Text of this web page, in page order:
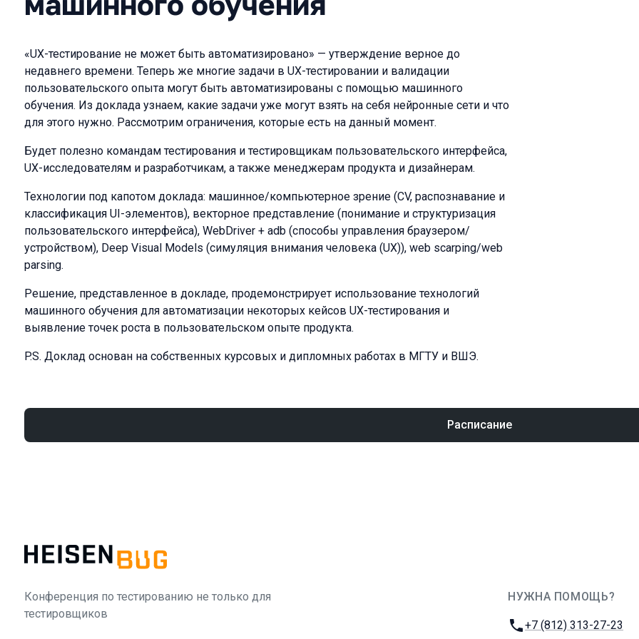
«UX-тестирование не может быть автоматизировано» — утверждение верное до
недавнего времени. Теперь же многие задачи в UX-тестировании и валидации
пользовательского опыта могут быть автоматизированы с помощью машинного
обучения. Из доклада узнаем, какие задачи уже могут взять на себя нейронные сети и что
для этого нужно. Рассмотрим ограничения, которые есть на данный момент.
Будет полезно командам тестирования и тестировщикам пользовательского интерфейса,
UX-исследователям и разработчикам, а также менеджерам продукта и дизайнерам.
Технологии под капотом доклада: машинное/компьютерное зрение (CV, распознавание и
классификация UI-элементов), векторное представление (понимание и структуризация
пользовательского интерфейса), WebDriver + adb (способы управления браузером/
устройством), Deep Visual Models (симуляция внимания человека (UX)), web scarping/web
parsing.
Решение, представленное в докладе, продемонстрирует использование технологий
машинного обучения для автоматизации некоторых кейсов UX-тестирования и
выявление точек роста в пользовательском опыте продукта.
P.S. Доклад основан на собственных курсовых и дипломных работах в МГТУ и ВШЭ.
Расписание
Конференция по тестированию не только для
тестировщиков
НУЖНА ПОМОЩЬ?
Телефон:
+7 (812) 313-27-23